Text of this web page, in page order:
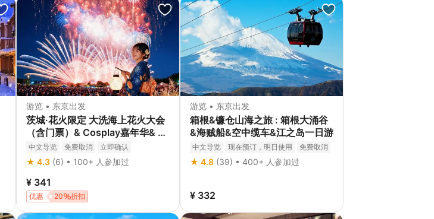
游览 • 东京出发
茨城·花火限定 大洗海上花火大会
（含门票）& Cosplay嘉年华& 飞
行特技表演一日游
中文导览 免费取消 立即确认
★ 4.3 (6) • 100+ 人参加过
¥ 341
20 折扣
优惠
游览 • 东京出发
箱根&镰仓山海之旅 : 箱根大涌谷
&海贼船&空中缆车&江之岛一日游
中文导览 现在预订，明日使用
免费取消
立即确认
★ 4.8 (39) • 400+ 人参加过
¥ 332